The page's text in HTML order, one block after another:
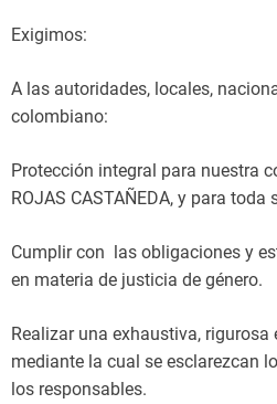
Exigimos:
A las autoridades, locales,
colombiano:
Protección integral para nuestra
ROJAS CASTAÑEDA, y para toda
Cumplir con las obligaciones y
en materia de justicia de género.
Realizar una exhaustiva,
mediante la cual se esclarezcan
los responsables.